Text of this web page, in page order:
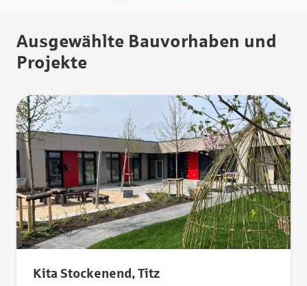
Ausgewählte Bauvorhaben und
Projekte
Kita Stockenend, Titz